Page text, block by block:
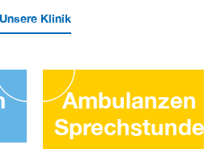
Unsere Klinik
Ambulanzen